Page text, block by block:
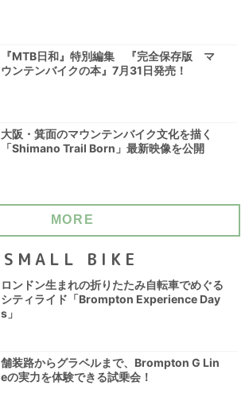
『MTB日和』特別編集 『完全保存版 マ
ウンテンバイクの本』7月31日発売！
大阪・箕面のマウンテンバイク文化を描く
「Shimano Trail Born」最新映像を公開
MORE
SMALL BIKE
ロンドン生まれの折りたたみ自転車でめぐる
シティライド「Brompton Experience Day
s」
舗装路からグラベルまで、Brompton G Lin
eの実力を体験できる試乗会！